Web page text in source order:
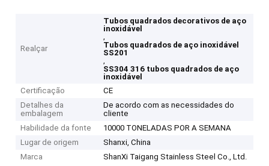
Realçar
Tubos quadrados decorativos de aço
inoxidável
,
Tubos quadrados de aço inoxidável
SS201
,
SS304 316 tubos quadrados de aço
inoxidável
Certificação
CE
Detalhes da
embalagem
De acordo com as necessidades do
cliente
Habilidade da fonte
10000 TONELADAS POR A SEMANA
Lugar de origem
Shanxi, China
Marca
ShanXi Taigang Stainless Steel Co., Ltd.